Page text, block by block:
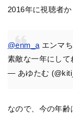
2016年に視聴者
@enm_a エンマ
素敵な一年にし
— あゆたむ
なので、今の年齢